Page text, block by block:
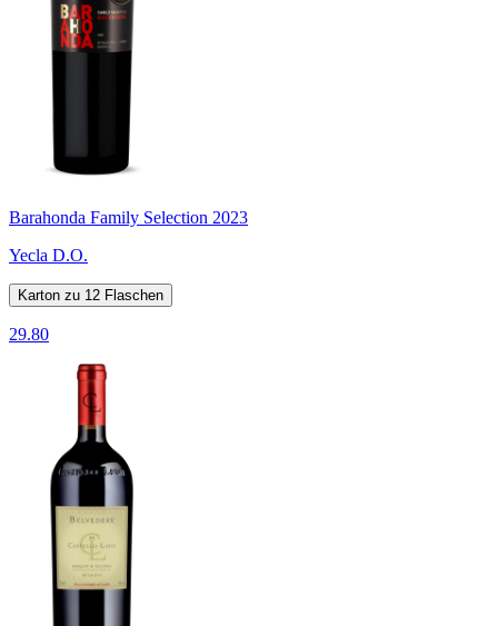
Barahonda Family Selection 2023
Yecla D.O.
Karton zu 12 Flaschen
29.80